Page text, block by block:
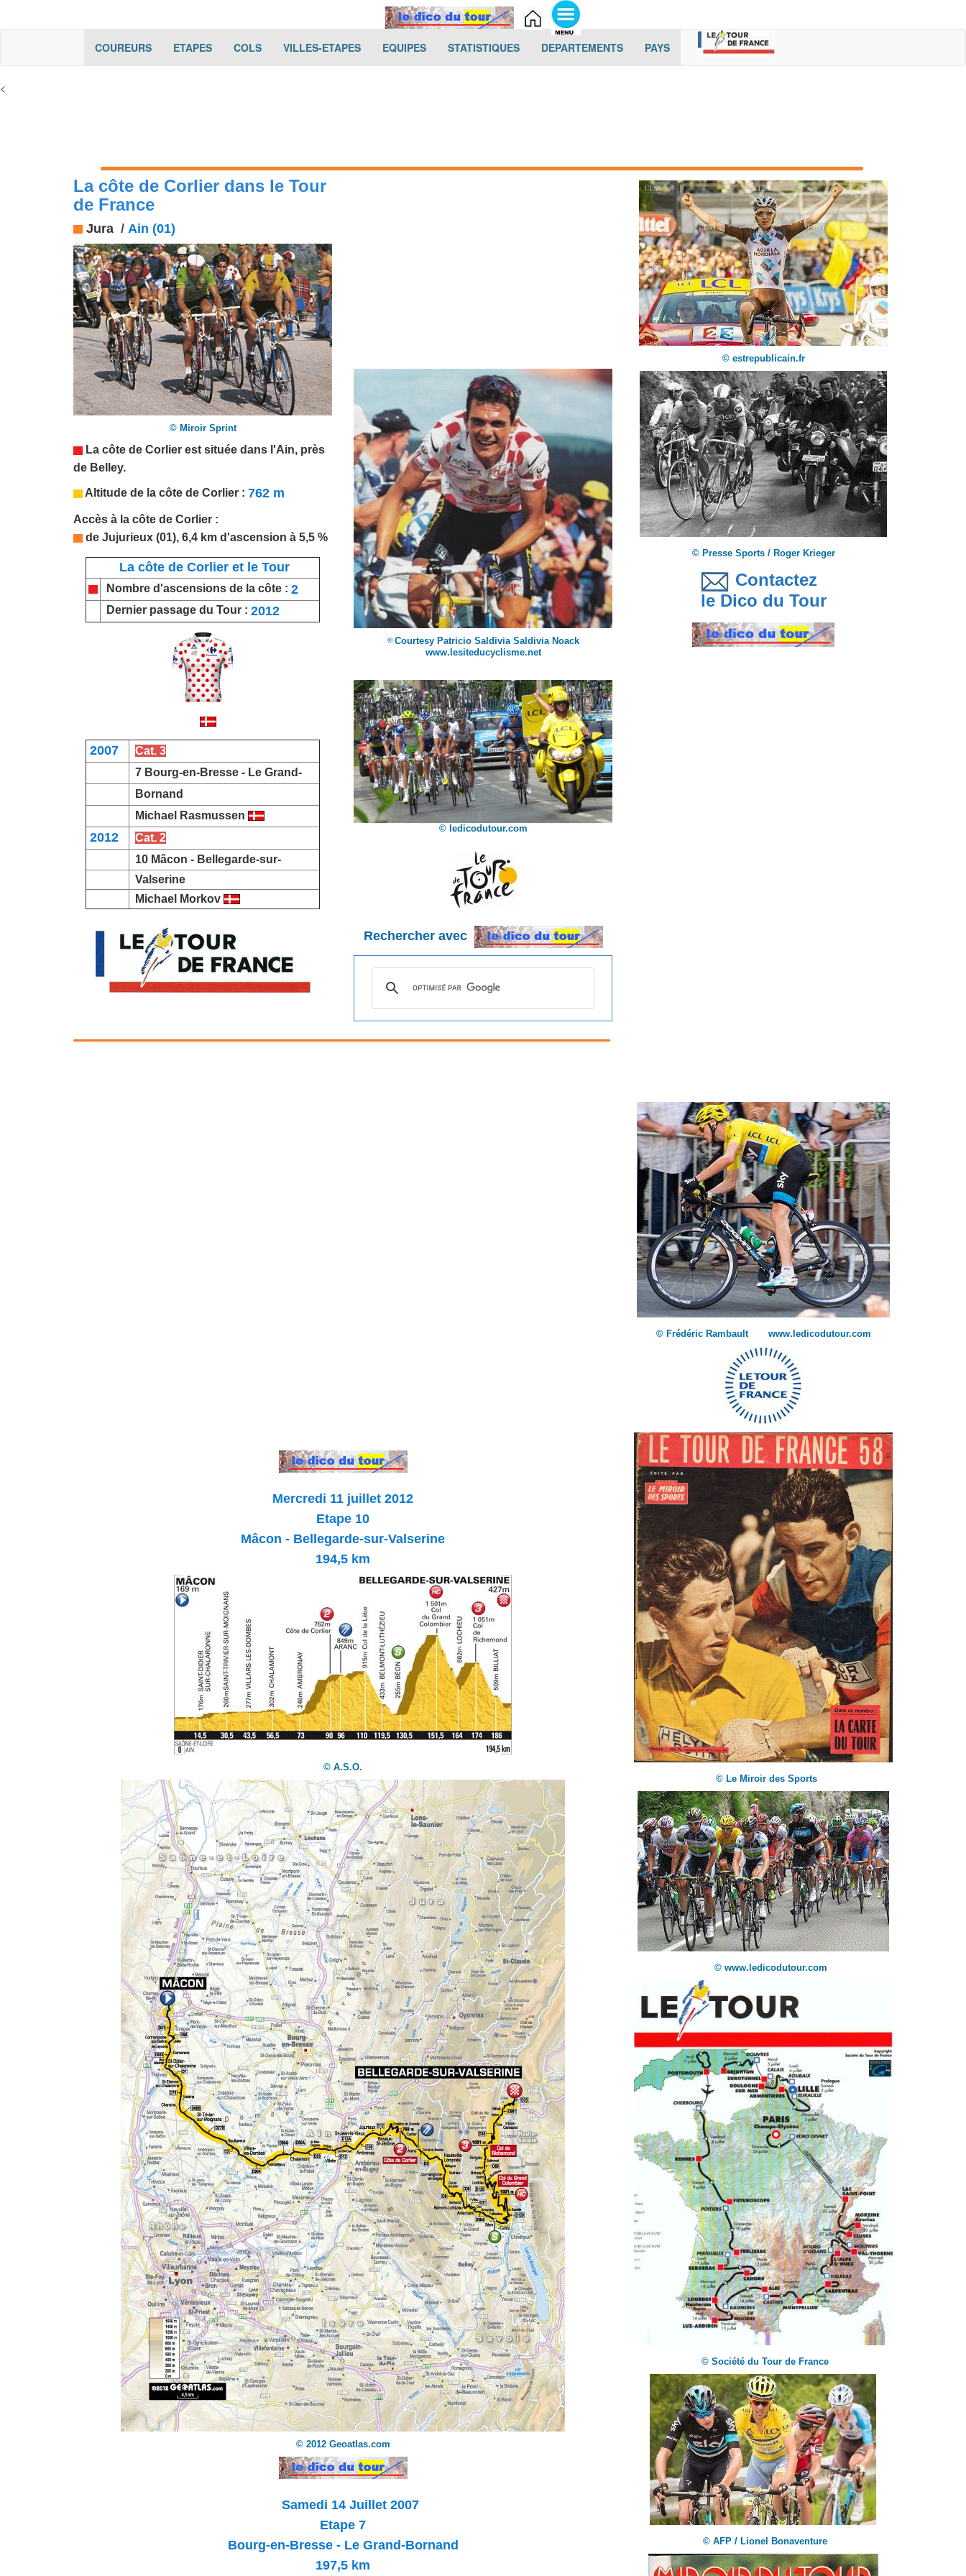
COUREURS(current)ETAPES(current)
COLS(current)VILLES-ETAPES(current)EQUIPES(current)STATISTIQUES(current)DEPARTEMENTS(current)
PAYS(cur
<
La côte de Corlier dans le Tour
de France
Jura / Ain (01)
© Miroir Sprint
La côte de Corlier est située dans l'Ain, près
de Belley.
Altitude de la côte de Corlier : 762 m
Accès à la côte de Corlier :
de Jujurieux (01), 6,4 km d'ascension à 5,5 %
La côte de Corlier et le Tour
Nombre d'ascensions de la côte : 2
Dernier passage du Tour : 2012
2007
Cat. 3
7 Bourg-en-Bresse - Le Grand-
Bornand
Michael Rasmussen
2012
Cat. 2
10 Mâcon - Bellegarde-sur-
Valserine
Michael Morkov
© Courtesy Patricio Saldivia Saldivia Noack
www.lesiteducyclisme.net
© ledicodutour.com
Rechercher avec
Mercredi 11 juillet 2012
Etape 10
Mâcon - Bellegarde-sur-Valserine
194,5 km
© A.S.O.
© 2012 Geoatlas.com
Samedi 14 Juillet 2007
Etape 7
Bourg-en-Bresse - Le Grand-Bornand
197,5 km
© estrepublicain.fr
© Presse Sports / Roger Krieger
Contactez
le Dico du Tour
© Frédéric Rambault www.ledicodutour.com
© Le Miroir des Sports
© www.ledicodutour.com
© Société du Tour de France
© AFP / Lionel Bonaventure